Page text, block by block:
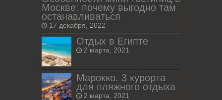
Москве: почему выгодно там
останавливаться
17 декабря, 2022
Отдых в Египте
2 марта, 2021
Марокко. 3 курорта
для пляжного отдыха
2 марта, 2021